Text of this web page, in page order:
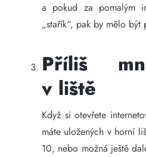
a pokud za pomalým
„stařík“, pak by mělo
Příliš
v liště
Když si otevřete
máte uložených v horní
10, nebo možná ještě